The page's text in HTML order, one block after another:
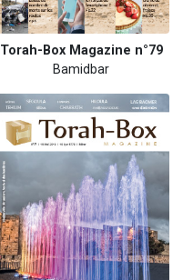
Torah-Box Magazine n°79
Bamidbar